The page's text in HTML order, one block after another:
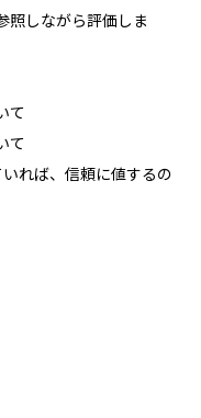
照しながら評価しま
て
て
れば、信頼に値するの